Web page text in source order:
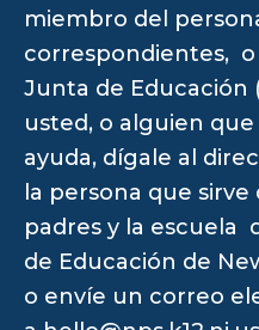
miembro del
correspondientes, o
Junta de Educación
usted, o alguien
ayuda, dígale al
la persona que
padres y la escuela
de Educación de
o envíe un correo